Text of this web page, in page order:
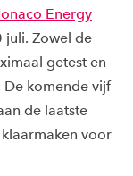
Energy
juli. Zowel de
getest en
De komende vijf
de laatste
voor